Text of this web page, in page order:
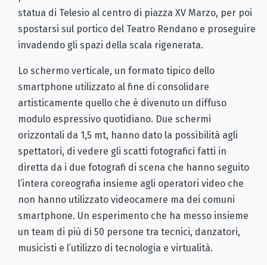
statua di Telesio al centro di piazza XV Marzo, per poi
spostarsi sul portico del Teatro Rendano e proseguire
invadendo gli spazi della scala rigenerata.
Lo schermo verticale, un formato tipico dello
smartphone utilizzato al fine di consolidare
artisticamente quello che è divenuto un diffuso
modulo espressivo quotidiano. Due schermi
orizzontali da 1,5 mt, hanno dato la possibilità agli
spettatori, di vedere gli scatti fotografici fatti in
diretta da i due fotografi di scena che hanno seguito
l’intera coreografia insieme agli operatori video che
non hanno utilizzato videocamere ma dei comuni
smartphone. Un esperimento che ha messo insieme
un team di più di 50 persone tra tecnici, danzatori,
musicisti e l’utilizzo di tecnologia e virtualità.